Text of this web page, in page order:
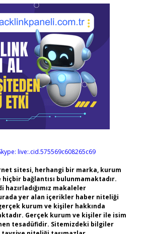
live:.cid.575569c608265c69
sitesi, herhangi bir marka, kurum
bağlantısı bulunmamaktadır.
hazırladığımız makaleler
yer alan içerikler haber niteliği
kurum ve kişiler hakkında
Gerçek kurum ve kişiler ile isim
tesadüfidir. Sitemizdeki bilgiler